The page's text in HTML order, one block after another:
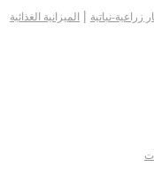
زراعية-نباتية | الميزانية الغذائية